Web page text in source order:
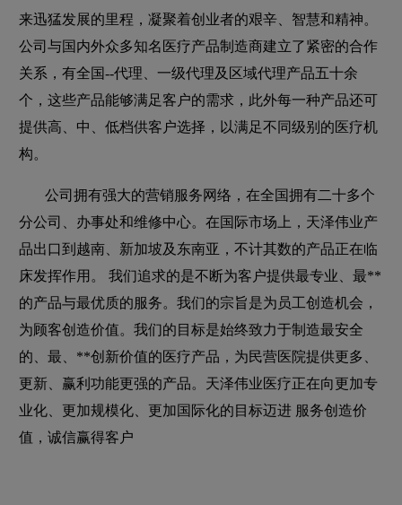
来迅猛发展的里程，凝聚着创业者的艰辛、智慧和精神。
公司与国内外众多知名医疗产品制造商建立了紧密的合作
关系，有全国--代理、一级代理及区域代理产品五十余
个，这些产品能够满足客户的需求，此外每一种产品还可
提供高、中、低档供客户选择，以满足不同级别的医疗机
构。
公司拥有强大的营销服务网络，在全国拥有二十多个
分公司、办事处和维修中心。在国际市场上，天泽伟业产
品出口到越南、新加坡及东南亚，不计其数的产品正在临
床发挥作用。 我们追求的是不断为客户提供最专业、最**
的产品与最优质的服务。我们的宗旨是为员工创造机会，
为顾客创造价值。我们的目标是始终致力于制造最安全
的、最、**创新价值的医疗产品，为民营医院提供更多、
更新、赢利功能更强的产品。天泽伟业医疗正在向更加专
业化、更加规模化、更加国际化的目标迈进 服务创造价
值，诚信赢得客户